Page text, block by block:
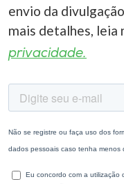
envio da
mais detalhes, leia
privacidade.